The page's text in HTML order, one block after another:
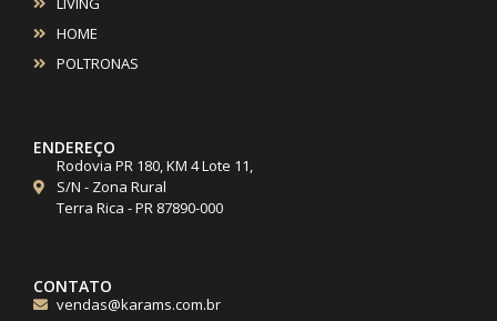
HOME
POLTRONAS
ENDEREÇO
Rodovia PR 180, KM 4 Lote 11,
S/N - Zona Rural
Terra Rica - PR 87890-000
CONTATO
vendas@karams.com.br